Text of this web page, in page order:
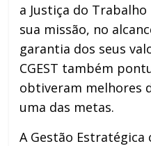
a Justiça do
sua missão, no
garantia dos seus
CGEST também
obtiveram melhores
uma das metas.
A Gestão